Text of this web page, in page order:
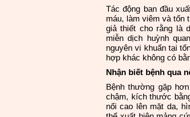
Tác động ban đầu
máu, làm viêm và tổn
giả thiết cho rằng là
miễn dịch huỳnh
nguyên vi khuẩn tại
hợp khác không có
Nhận biết bệnh qua
Bệnh thường gặp
chậm, kích thước
nổi cao lên mặt da,